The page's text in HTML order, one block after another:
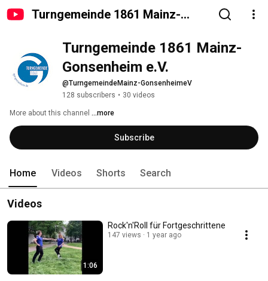
Turngemeinde 1861 Mainz-
Turngemeinde 1861 Mainz-
Gonsenheim e.V.
@TurngemeindeMainz-GonsenheimeV
128 subscribers • 30 videos
More about this channel ...more
Subscribe
Home Videos Shorts Search
Videos
1:06
Rock'n'Roll für Fortgeschrittene
147 views 1 year ago